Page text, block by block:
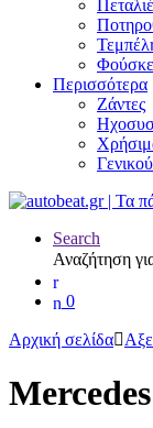
Περισσότερα
Ζάντες
Search
Αναζήτηση
0
Αρχική σελίδα
Mercedes